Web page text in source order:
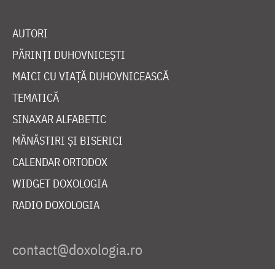
AUTORI
PĂRINȚI DUHOVNICEȘTI
MAICI CU VIAȚĂ DUHOVNICEASCĂ
TEMATICĂ
SINAXAR ALFABETIC
MĂNĂSTIRI ȘI BISERICI
CALENDAR ORTODOX
WIDGET DOXOLOGIA
RADIO DOXOLOGIA